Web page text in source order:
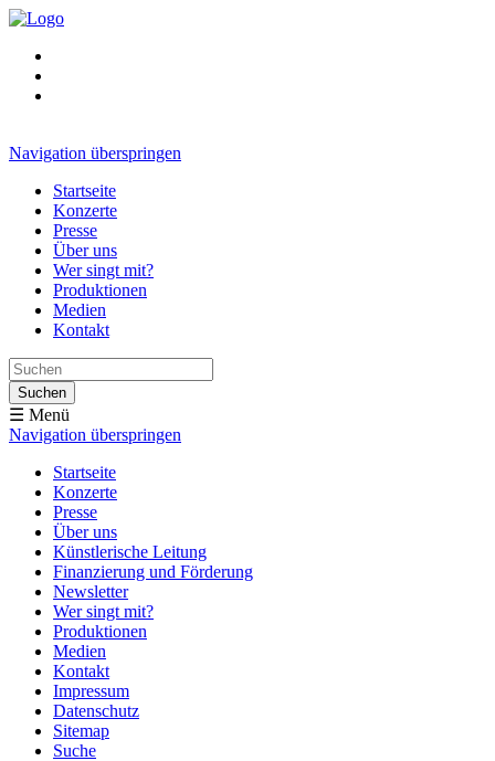
Navigation überspringen
Startseite
Konzerte
Presse
Über uns
Wer singt mit?
Produktionen
Medien
Kontakt
Suchen
☰ Menü
Navigation überspringen
Startseite
Konzerte
Presse
Über uns
Künstlerische Leitung
Finanzierung und Förderung
Newsletter
Wer singt mit?
Produktionen
Medien
Kontakt
Impressum
Datenschutz
Sitemap
Suche